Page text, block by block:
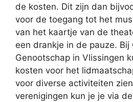
de kosten. Dit zijn dan
voor de toegang tot het
van het kaartje van de
een drankje in de pauze. Bij
Genootschap in Vlissingen
kosten voor het
voor diverse activiteiten
verenigingen kun je je via